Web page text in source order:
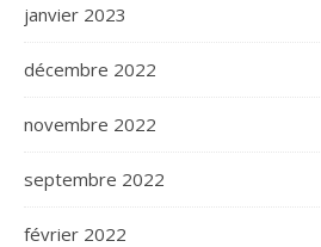
janvier 2023
décembre 2022
novembre 2022
septembre 2022
février 2022